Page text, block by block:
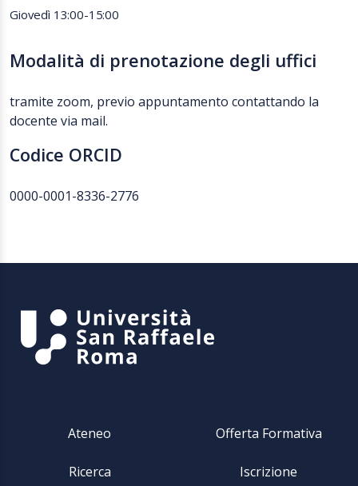
Giovedì 13:00-15:00
Modalità di prenotazione degli uffici
tramite zoom, previo appuntamento contattando la
docente via mail.
Codice ORCID
0000-0001-8336-2776
Ateneo Offerta Formativa
Ricerca Iscrizione